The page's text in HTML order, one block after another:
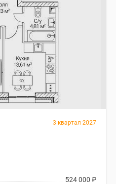
3 квартал 2027
524 000 ₽